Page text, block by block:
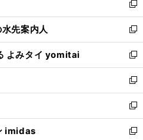
く
で
開
く
ィ
ン
ド
ウ
で
開
く
い
ウ
ィ
ン
ド
ウ
で
開
く
新
し
い
ウ
ィ
ン
ド
ウ
で
開
く
先案内人
新
し
い
ウ
ィ
ン
ド
ウ
で
よみタイ yomitai
新
し
い
ウ
ィ
ン
ド
新
し
い
ウ
ィ
新
し
い
imidas
新